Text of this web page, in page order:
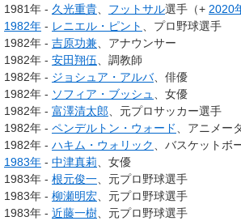
1981年 - 久光重貴 フットサル選手（+ 2020
1982年 - レニエル・ピント
、プロ野球選手
1982年 - 吉原功兼 、アナウンサー
1982年 - 安田翔伍 、調教師
1982年 - ジョシュア・アルバ、俳優
1982年 - ソフィア・ブッシュ
、女優
1982年 - 富澤清太郎 、元プロサッカー選手
1982年 - ペンデルトン・ウォード
、アニメー
1982年 - ハキム・ウォリック
、バスケットボ
1983年 - 中津真莉 、女優
1983年 - 根元俊一 、元プロ野球選手
1983年 - 柳瀬明宏 、元プロ野球選手
1983年 - 近藤一樹 、元プロ野球選手